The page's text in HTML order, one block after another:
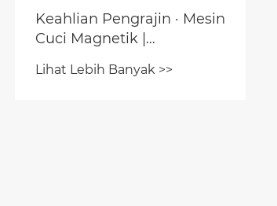
yang Tepat
Lihat Lebih Banyak >>